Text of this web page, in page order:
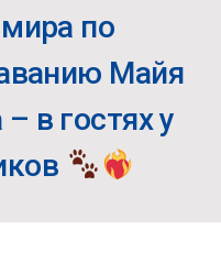
по
Майя
в гостях у